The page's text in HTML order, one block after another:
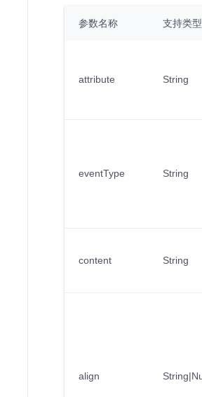
参数名称 支持类型
attribute String
eventType String
content String
align